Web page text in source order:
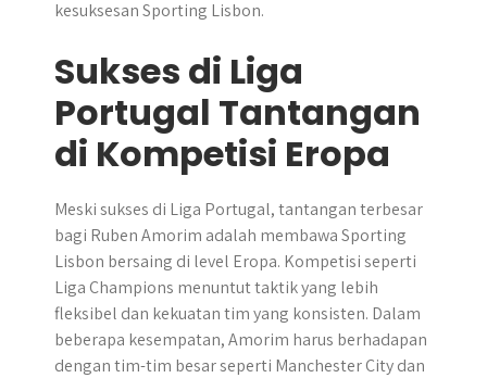
kesuksesan Sporting Lisbon.
Sukses di Liga
Portugal Tantangan
di Kompetisi Eropa
Meski sukses di Liga Portugal, tantangan terbesar
bagi Ruben Amorim adalah membawa Sporting
Lisbon bersaing di level Eropa. Kompetisi seperti
Liga Champions menuntut taktik yang lebih
fleksibel dan kekuatan tim yang konsisten. Dalam
beberapa kesempatan, Amorim harus berhadapan
dengan tim-tim besar seperti Manchester City dan